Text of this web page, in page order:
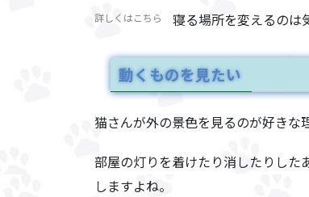
詳しくはこちら 寝る場所を変えるのは
動くものを見たい
猫さんが外の景色を見るのが好きな
部屋の灯りを着けたり消したりした
しますよね。